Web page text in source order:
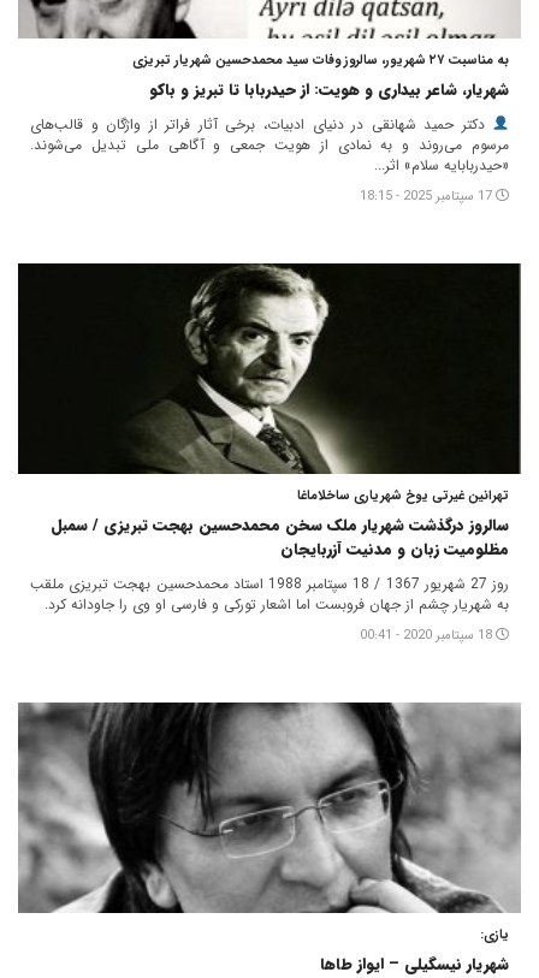
به مناسبت ۲۷ شهریور، سالروز وفات سید محمدحسین شهریار تبریزی
شهریار، شاعر بیداری و هویت: از حیدربابا تا تبریز و باکو
دکتر حمید شهانقی در دنیای ادبیات، برخی آثار فراتر از واژگان و قالب‌های
مرسوم می‌روند و به نمادی از هویت جمعی و آگاهی ملی تبدیل می‌شوند.
«حیدربابایه سلام» اثر...
17 سپتامبر 2025 - 18:15
تهرانین غیرتی یوخ شهریاری ساخلاماغا
سالروز درگذشت شهریار ملک سخن محمدحسین بهجت تبریزی / سمبل
مظلومیت زبان و مدنیت آزربایجان
روز 27 شهریور 1367 / 18 سپتامبر 1988 استاد محمدحسین بهجت تبریزی ملقب
به شهریار چشم از جهان فروبست اما اشعار تورکی و فارسی او وی را جاودانه کرد.
18 سپتامبر 2020 - 00:41
یازی:
شهریار نیسگیلی – ایواز طاها